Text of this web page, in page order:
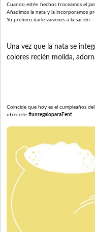
Cuando estén hechos troceamos el
Añadimos la nata y la incorporamos
Yo prefiero darle vaivenes a la sartén.
Una vez que la nata se
colores recién molida,
Coincide que hoy es el cumpleaños
ofrecerle #unregaloparaFent.